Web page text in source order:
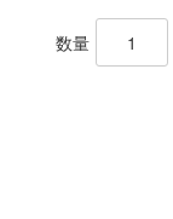
数量